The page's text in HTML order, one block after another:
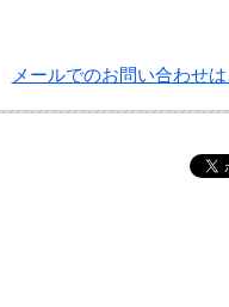
メールでのお問い合わせ